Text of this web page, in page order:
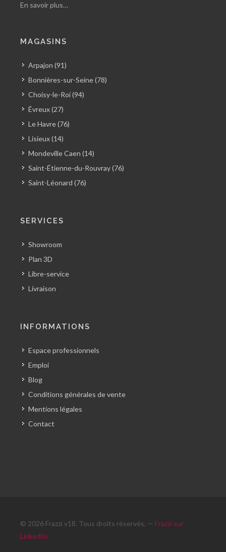
En savoir plus…
MAGASINS
Arpajon (91)
Bonnières-sur-Seine (78)
Choisy-le-Roi (94)
Évreux (27)
Le Havre (76)
Lisieux (14)
Mondeville Caen (14)
Saint-Étienne-du-Rouvray (76)
Saint-Léonard (76)
SERVICES
Showroom
Plan 3D
Libre-service
Livraison
INFORMATIONS
Espace professionnels
Emploi
Blog
Conditions générales de vente
Mentions légales
Contact
© 2026 Frazzi v18. Tous droits réservés. — Frazzi sur
LinkedIn